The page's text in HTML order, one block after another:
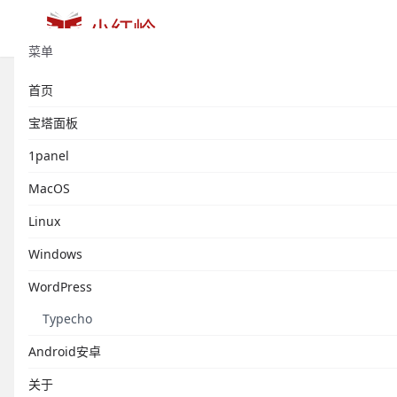
菜单
首页
宝塔面板
1panel
MacOS
Linux
Windows
WordPress
Typecho
Android安卓
关于
解决win10安装黑苹果时间不同步
发布于 2021年04月29日